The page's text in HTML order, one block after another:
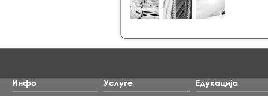
Инфо
Услуге
Едукација